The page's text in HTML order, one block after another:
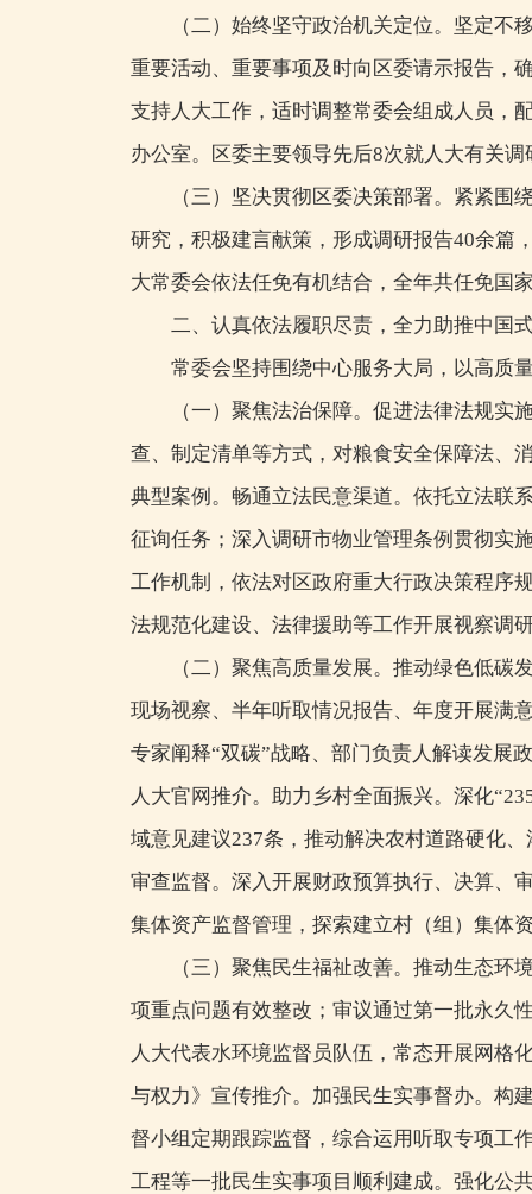
（二）始终坚守政治机关定位。坚定
重要活动、重要事项及时向区委请示报告，
支持人大工作，适时调整常委会组成人员，
办公室。区委主要领导先后8次就人大有关
（三）坚决贯彻区委决策部署。紧紧
研究，积极建言献策，形成调研报告40余篇
大常委会依法任免有机结合，全年共任免国
二、认真依法履职尽责，全力助推中国
常委会坚持围绕中心服务大局，以高质
（一）聚焦法治保障。促进法律法规
查、制定清单等方式，对粮食安全保障法、
典型案例。畅通立法民意渠道。依托立法联
征询任务；深入调研市物业管理条例贯彻实
工作机制，依法对区政府重大行政决策程序
法规范化建设、法律援助等工作开展视察调
（二）聚焦高质量发展。推动绿色低碳
现场视察、半年听取情况报告、年度开展满
专家阐释“双碳”战略、部门负责人解读发展
人大官网推介。助力乡村全面振兴。深化
域意见建议237条，推动解决农村道路硬化
审查监督。深入开展财政预算执行、决算、
集体资产监督管理，探索建立村（组）集体
（三）聚焦民生福祉改善。推动生态
项重点问题有效整改；审议通过第一批永久
人大代表水环境监督员队伍，常态开展网格
与权力》宣传推介。加强民生实事督办。构
督小组定期跟踪监督，综合运用听取专项工
工程等一批民生实事项目顺利建成。强化公